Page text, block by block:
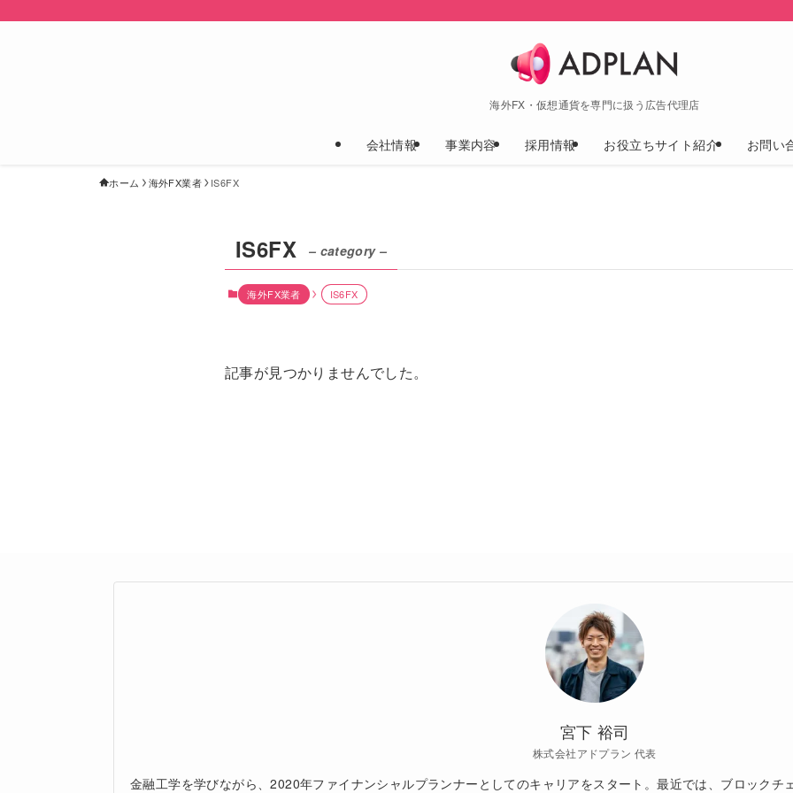
海外FX・仮想通貨を専門に扱う広告代理店
会社情報 事業内容 採用情報 お役立ちサイト紹介 お問い
ホーム 海外FX業者 IS6FX
IS6FX – category –
海外FX業者 IS6FX
記事が見つかりませんでした。
宮下 裕司
株式会社アドプラン 代表
金融工学を学びながら、2020年ファイナンシャルプランナーとしてのキャリアをスタート。最近では、ブロック